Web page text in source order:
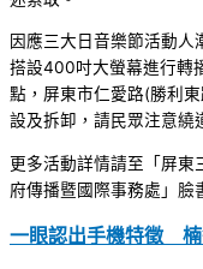
因應三大日音樂節活動
搭設400吋大螢幕進行轉
點，屏東市仁愛路(勝利
設及拆卸，請民眾注意繞
更多活動詳情請至「屏東
府傳播暨國際事務處」臉
一眼認出手機特徵 楠